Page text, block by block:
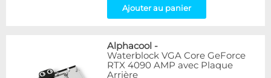
Ajouter au panier
Alphacool -
Waterblock VGA Core GeForce
RTX 4090 AMP avec Plaque
Arrière